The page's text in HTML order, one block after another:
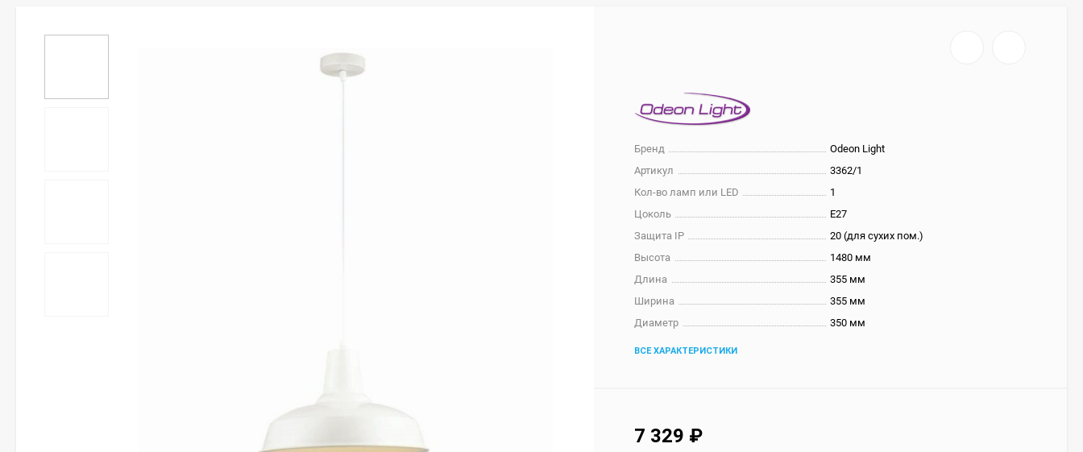
Бренд
Odeon Light
Артикул
3362/1
Кол-во ламп или LED
1
Цоколь
E27
Защита IP
20 (для сухих пом.)
Высота
1480 мм
Длина
355 мм
Ширина
355 мм
Диаметр
350 мм
ВСЕ ХАРАКТЕРИСТИКИ
7 329 ₽